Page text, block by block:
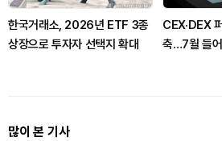
한국거래소, 2026년 ETF 3종
상장으로 투자자 선택지 확대
CEX·DEX
축…7월 들
많이 본 기사